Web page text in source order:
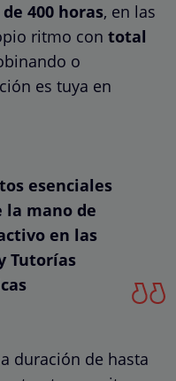
400 horas, en las
ritmo con total
o
es tuya en
esenciales
la mano de
en las
Tutorías
duración de hasta